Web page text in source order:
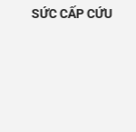
SỨC CẤP CỨU